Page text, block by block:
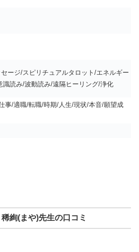
ージ/スピリチュアルタロット/エネルギー
識読み/波動読み/遠隔ヒーリング/浄化
事/適職/転職/時期/人生/現状/本音/願望成
絢(まや)先生の口コミ